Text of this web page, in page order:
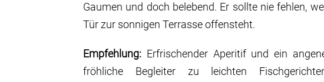
Gaumen und doch belebend. Er sollte nie fehlen,
Tür zur sonnigen Terrasse offensteht.
Empfehlung: Erfrischender Aperitif und ein
fröhliche Begleiter zu leichten